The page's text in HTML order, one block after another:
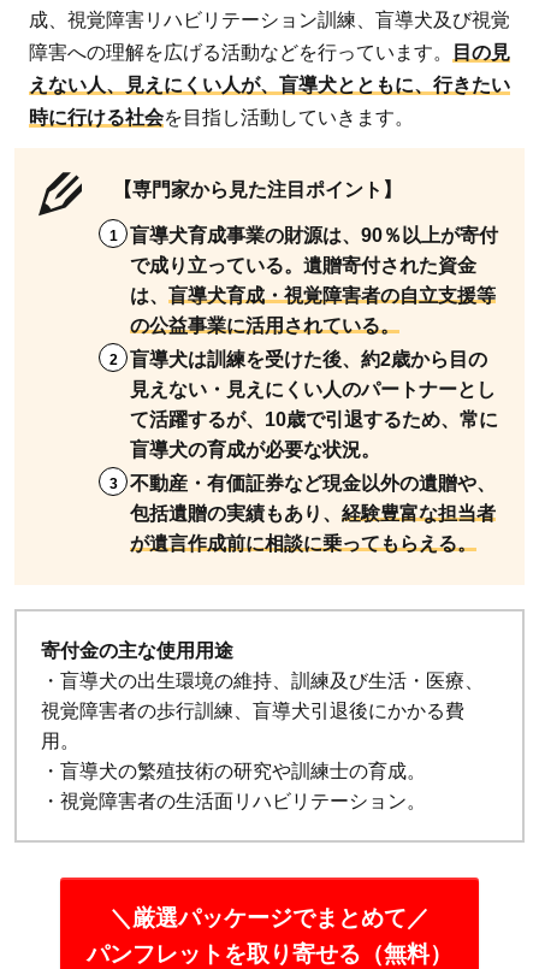
成、視覚障害リハビリテーション訓練、盲導犬及び視覚
障害への理解を広げる活動などを行っています。
目の見
えない人、見えにくい人が、盲導犬とともに、行きたい
時に行ける社会を目指し活動していきます。
【専門家から見た注目ポイント】
盲導犬育成事業の財源は、90％以上が寄付
で成り立っている。遺贈寄付された資金
は、盲導犬育成・視覚障害者の自立支援等
の公益事業に活用されている。
盲導犬は訓練を受けた後、約2歳から目の
見えない・見えにくい人のパートナーとし
て活躍するが、10歳で引退するため、常に
盲導犬の育成が必要な状況。
不動産・有価証券など現金以外の遺贈や、
包括遺贈の実績もあり、経験豊富な担当者
が遺言作成前に相談に乗ってもらえる。
寄付金の主な使用用途
・盲導犬の出生環境の維持、訓練及び生活・医療、
視覚障害者の歩行訓練、盲導犬引退後にかかる費
用。
・盲導犬の繁殖技術の研究や訓練士の育成。
・視覚障害者の生活面リハビリテーション。
＼厳選パッケージでまとめて／
パンフレットを取り寄せる（無料）